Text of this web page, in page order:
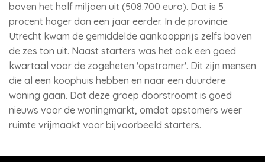
boven het half miljoen uit (508.700 euro). Dat is 5
procent hoger dan een jaar eerder. In de provincie
Utrecht kwam de gemiddelde aankoopprijs zelfs boven
de zes ton uit. Naast starters was het ook een goed
kwartaal voor de zogeheten 'opstromer'. Dit zijn mensen
die al een koophuis hebben en naar een duurdere
woning gaan. Dat deze groep doorstroomt is goed
nieuws voor de woningmarkt, omdat opstomers weer
ruimte vrijmaakt voor bijvoorbeeld starters.